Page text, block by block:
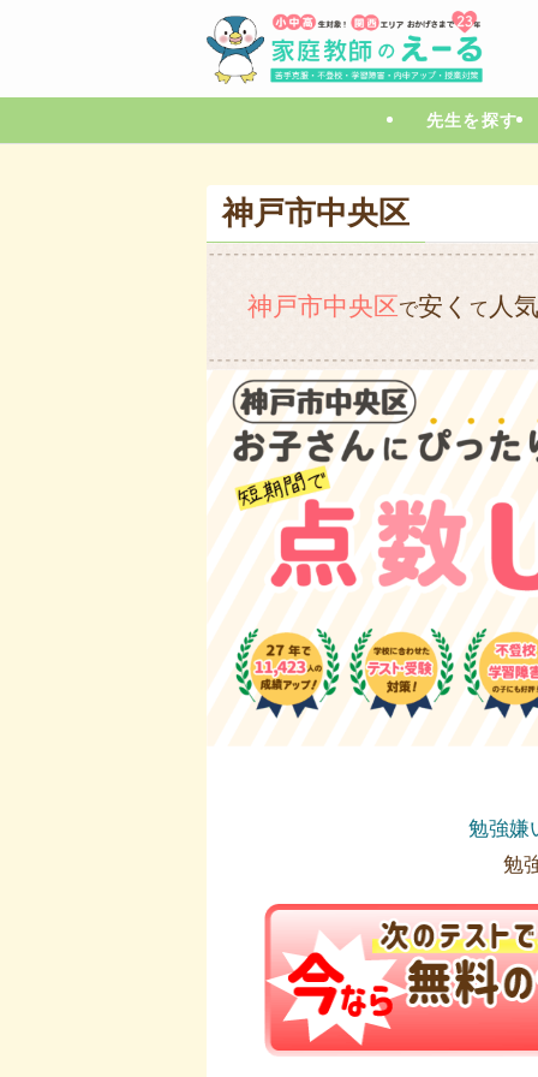
先生を探す
神戸市中央区
神戸市中央区 で安く て 人気
勉強嫌
勉